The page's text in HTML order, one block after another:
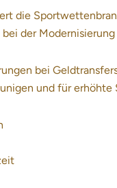
die
der
bei
und für